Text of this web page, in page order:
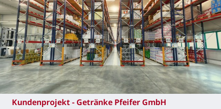
Kundenprojekt - Getränke Pfeifer GmbH